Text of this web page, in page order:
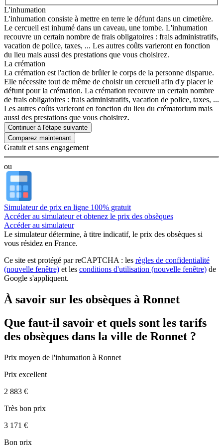
L'inhumation
L'inhumation consiste à mettre en terre le défunt dans un cimetière.
Le cercueil est inhumé dans un caveau, une tombe. L'inhumation
recouvre un certain nombre de frais obligatoires : frais administratifs,
vacation de police, taxes, ... Les autres coûts varieront en fonction
du lieu mais aussi des prestations que vous choisirez.
La crémation
La crémation est l'action de brûler le corps de la personne disparue.
Elle nécessite tout de même de choisir un cercueil afin d'y placer le
défunt pour la crémation. La crémation recouvre un certain nombre
de frais obligatoires : frais administratifs, vacation de police, taxes, ...
Les autres coûts varieront en fonction du lieu du crématorium mais
aussi des prestations que vous choisirez.
Continuer à l'étape suivante
Gratuit et sans engagement
ou
Simulateur de prix en ligne 100% gratuit
Accéder au simulateur et obtenez le prix des obsèques
Accéder au simulateur
Le simulateurdétermine, à titre indicatif, le prix des obsèques si
vous résidez en France.
Ce site est protégé par reCAPTCHA : les règles de confidentialité
(nouvelle fenêtre) et les conditions d'utilisation (nouvelle fenêtre) de
Google s'appliquent.
À savoir sur les obsèques à Ronnet
Que faut-il savoir et quels sont les tarifs
des obsèques dans la ville de Ronnet ?
Prix moyen de l'inhumation à Ronnet
Prix excellent
2 883 €
Très bon prix
3 171 €
Bon prix